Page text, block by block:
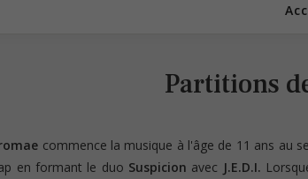
Partitions
commence la musique à l'âge de 11 ans au
en formant le duo Suspicion avec J.E.D.I.